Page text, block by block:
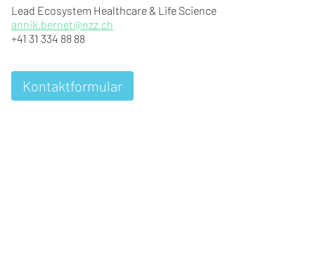
Lead Ecosystem Healthcare & Life Science
annik.bernet@nzz.ch
+41 31 334 88 88
Kontaktformular